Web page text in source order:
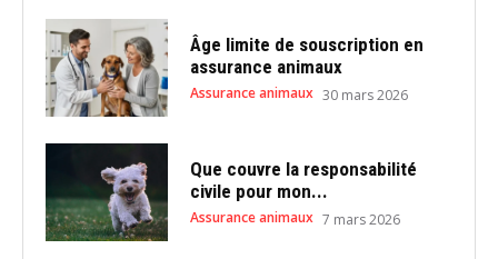
Âge limite de souscription en
assurance animaux
Assurance animaux 30 mars 2026
Que couvre la responsabilité
civile pour mon...
Assurance animaux 7 mars 2026